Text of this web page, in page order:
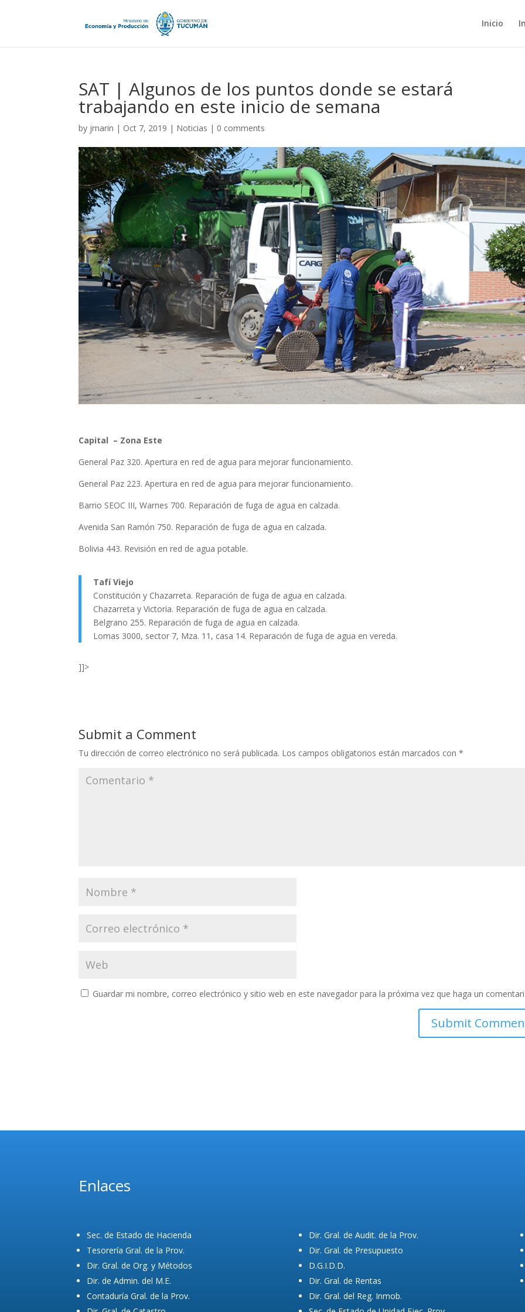
Inicio
SAT | Algunos de los puntos donde se estará
trabajando en este inicio de semana
by jmarin | Oct 7, 2019 | Noticias | 0 comments
Capital – Zona Este
General Paz 320. Apertura en red de agua para mejorar funcionamiento.
General Paz 223. Apertura en red de agua para mejorar funcionamiento.
Barrio SEOC III, Warnes 700. Reparación de fuga de agua en calzada.
Avenida San Ramón 750. Reparación de fuga de agua en calzada.
Bolivia 443. Revisión en red de agua potable.
Tafí Viejo
Constitución y Chazarreta. Reparación de fuga de agua en calzada.
Chazarreta y Victoria. Reparación de fuga de agua en calzada.
Belgrano 255. Reparación de fuga de agua en calzada.
Lomas 3000, sector 7, Mza. 11, casa 14. Reparación de fuga de agua en vereda.
]]>
Submit a Comment
Tu dirección de correo electrónico no será publicada. Los campos obligatorios están marcados con*
Guardar mi nombre, correo electrónico y sitio web en este navegador para la próxima vez que haga un
Enlaces
Sec. de Estado de Hacienda
Tesorería Gral. de la Prov.
Dir. Gral. de Org. y Métodos
Dir. de Admin. del M.E.
Contaduría Gral. de la Prov.
Dir. Gral. de Audit. de la Prov.
Dir. Gral. de Presupuesto
D.G.I.D.D.
Dir. Gral. de Rentas
Dir. Gral. del Reg. Inmob.